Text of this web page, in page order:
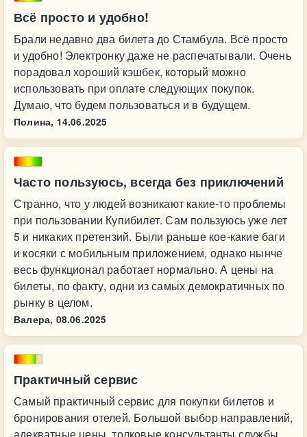
Всё просто и удобно!
Брали недавно два билета до Стамбула. Всё просто
и удобно! Электронку даже не распечатывали. Очень
порадовал хороший кэшбек, который можно
использовать при оплате следующих покупок.
Думаю, что будем пользоваться и в будущем.
Полина, 14.06.2025
Часто пользуюсь, всегда без приключений
Странно, что у людей возникают какие-то проблемы
при пользовании Купибилет. Сам пользуюсь уже лет
5 и никаких претензий. Были раньше кое-какие баги
и косяки с мобильным приложением, однако нынче
весь функционал работает нормально. А цены на
билеты, по факту, одни из самых демократичных по
рынку в целом.
Валера, 08.06.2025
Практичный сервис
Самый практичный сервис для покупки билетов и
бронирования отелей. Большой выбор направлений,